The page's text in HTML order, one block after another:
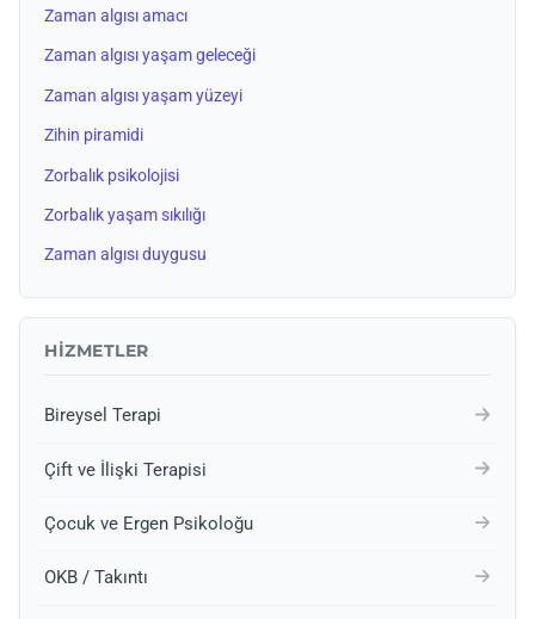
Zaman algısı amacı
Zaman algısı yaşam geleceği
Zaman algısı yaşam yüzeyi
Zihin piramidi
Zorbalık psikolojisi
Zorbalık yaşam sıkılığı
Zaman algısı duygusu
HIZMETLER
Bireysel Terapi
Çift ve İlişki Terapisi
Çocuk ve Ergen Psikoloğu
OKB / Takıntı